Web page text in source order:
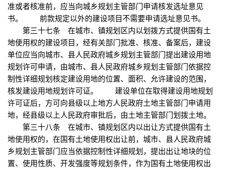
准或者核准前，应当向城乡规划主管部门申请核发选址意见
书。 前款规定以外的建设项目不需要申请选址意见书。
第三十七条 在城市、镇规划区内以划拨方式提供国有土
地使用权的建设项目，经有关部门批准、核准、备案后，建设
单位应当向城市、县人民政府城乡规划主管部门提出建设用地
规划许可申请，由城市、县人民政府城乡规划主管部门依据控
制性详细规划核定建设用地的位置、面积、允许建设的范围，
核发建设用地规划许可证。 建设单位在取得建设用地规划
许可证后，方可向县级以上地方人民政府土地主管部门申请用
地，经县级以上人民政府审批后，由土地主管部门划拨土地。
第三十八条 在城市、镇规划区内以出让方式提供国有土
地使用权的，在国有土地使用权出让前，城市、县人民政府城
乡规划主管部门应当依据控制性详细规划，提出出让地块的位
置、使用性质、开发强度等规划条件，作为国有土地使用权出